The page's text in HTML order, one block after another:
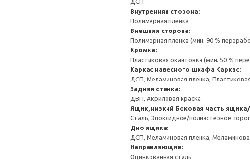
ДСП
Внутренняя сторона:
Полимерная пленка
Внешняя сторона:
Полимерная пленка (мин. 90 %
Кромка:
Пластиковая окантовка (мин. 50 %
Каркас навесного шкафа Каркас:
ДСП, Меламиновая пленка,
Задняя стенка:
ДВП, Акриловая краска
Ящик, низкий Боковая часть
Сталь, Эпоксидное/полиэстерное
Дно ящика:
ДСП, Меламиновая пленка,
Направляющие:
Оцинкованная сталь